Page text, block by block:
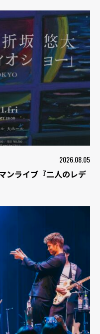
2026.08.05
ンライブ『二人のレデ